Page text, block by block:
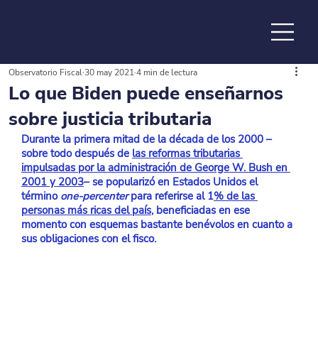
de la
Lo que Biden puede enseñarnos
sobre justicia tributaria
Observatorio Fiscal30 may 20214 min de lectura
Durante la primera mitad de la década de los 2000 –
sobre todo después de las reformas tributarias
impulsadas por la administración de George W. Bush en
2001 y 2003– se popularizó en Estados Unidos el
término one-percenter para referirse al 1% de las
personas más ricas del país, beneficiadas en ese
momento con esquemas bastante benévolos en cuanto a
sus obligaciones con el fisco.